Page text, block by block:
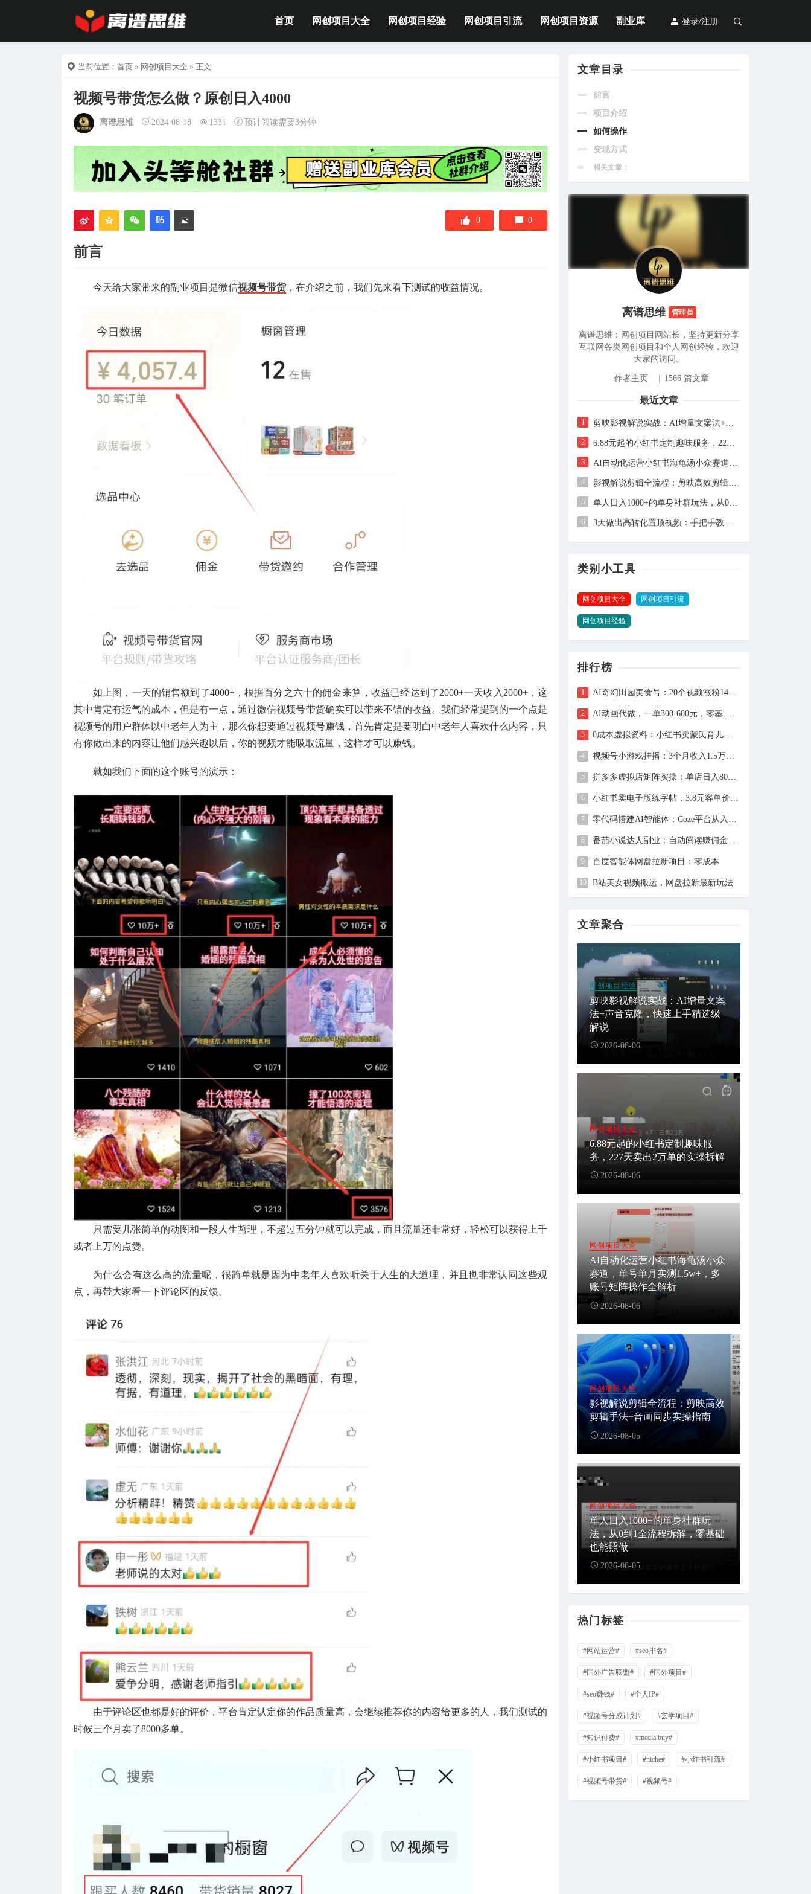
首页 网创项目大全 网创项目经验 网创项目引流 网创项目资源 副业库 登录/注册
当前位置： 首页 » 网创项目大全 » 正文
视频号带货怎么做？原创日入4000
离谱思维 2024-08-18 1331 预计阅读需要3分钟
0 0
前言
今天给大家带来的副业项目是微信视频号带货，在介绍之前，我们先来看下测试的收益情况。
如上图，一天的销售额到了4000+，根据百分之六十的佣金来算，收益已经达到了2000+一天收入2000+，这
其中肯定有运气的成本，但是有一点，通过微信视频号带货确实可以带来不错的收益。我们经常提到的一个点是
视频号的用户群体以中老年人为主，那么你想要通过视频号赚钱，首先肯定是要明白中老年人喜欢什么内容，只
有你做出来的内容让他们感兴趣以后，你的视频才能吸取流量，这样才可以赚钱。
就如我们下面的这个账号的演示：
只需要几张简单的动图和一段人生哲理，不超过五分钟就可以完成，而且流量还非常好，轻松可以获得上千
或者上万的点赞。
为什么会有这么高的流量呢，很简单就是因为中老年人喜欢听关于人生的大道理，并且也非常认同这些观
点，再带大家看一下评论区的反馈。
由于评论区也都是好的评价，平台肯定认定你的作品质量高，会继续推荐你的内容给更多的人，我们测试的
时候三个月卖了8000多单。
文章目录
前言
项目介绍
如何操作
变现方式
相关文章：
离谱思维 管理员
离谱思维：网创项目网站长，坚持更新分享
互联网各类网创项目和个人网创经验，欢迎
大家的访问。
作者主页 1566 篇文章
最近文章
1 剪映影视解说实战：AI增量文案法+声音克隆，快速上手精选级解说
2 6.88元起的小红书定制趣味服务，227天卖出2万单的实操拆解
3 AI自动化运营小红书海龟汤小众赛道，单号单月实测1.5w+，多账号矩阵操作全解析
4 影视解说剪辑全流程：剪映高效剪辑手法+音画同步实操指南
5 单人日入1000+的单身社群玩法，从0到1全流程拆解，零基础也能照做
6 3天做出高转化置顶视频：手把手教你用AI+日更稳定获客
类别小工具
网创项目大全 网创项目引流
网创项目经验
排行榜
百度智能体网盘拉新项目：零成本
B站美女视频搬运，网盘拉新最新玩法
文章聚合
网创项目经验
剪映影视解说实战：AI增量文案
法+声音克隆，快速上手精选级
解说
2026-08-06
网创项目大全
6.88元起的小红书定制趣味服
务，227天卖出2万单的实操拆解
2026-08-06
网创项目大全
AI自动化运营小红书海龟汤小众
赛道，单号单月实测1.5w+，多
账号矩阵操作全解析
2026-08-06
网创项目大全
影视解说剪辑全流程：剪映高效
剪辑手法+音画同步实操指南
2026-08-05
网创项目大全
单人日入1000+的单身社群玩
法，从0到1全流程拆解，零基础
也能照做
2026-08-05
热门标签
#网站运营# #seo排名#
#国外广告联盟# #国外项目#
#seo赚钱# #个人IP#
#视频号分成计划# #玄学项目#
#知识付费# #media buy#
#小红书项目# #niche# #小红书引流#
#视频号带货# #视频号#